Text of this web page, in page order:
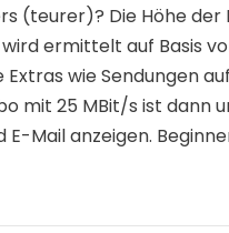
(teurer)? Die Höhe der
ermittelt auf Basis
wie Sendungen
mit 25 MBit/s ist dann
Mail anzeigen.